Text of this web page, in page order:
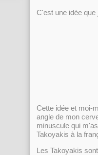
C'est une idée
Cette idée et moi-
angle de mon
minuscule qui
Takoyakis à la
Les Takoyakis